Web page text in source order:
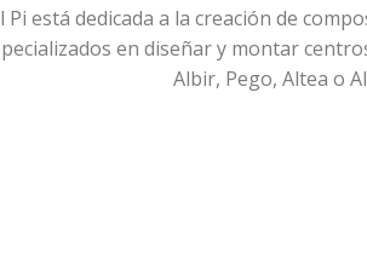
está dedicada a la creación de
en diseñar y montar
Albir, Pego, Altea o